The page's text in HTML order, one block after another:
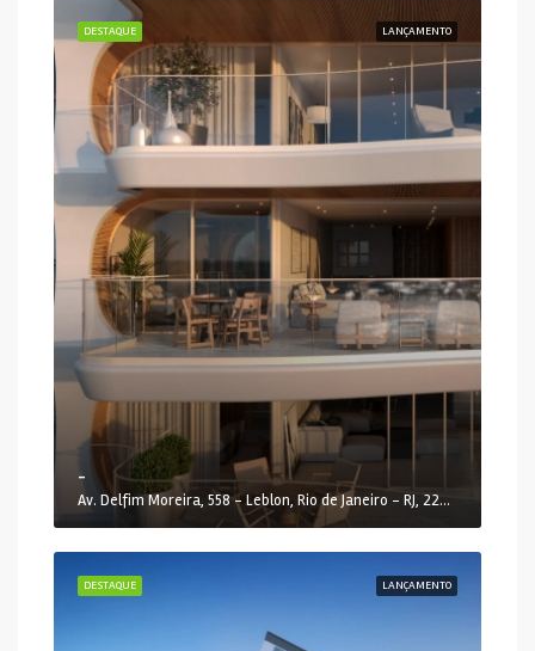
LANÇAMENTO
DESTAQUE
-
Av. Delfim Moreira, 558 - Leblon, Rio de Janeiro - RJ, 22441-000, Brasil
LANÇAMENTO
DESTAQUE